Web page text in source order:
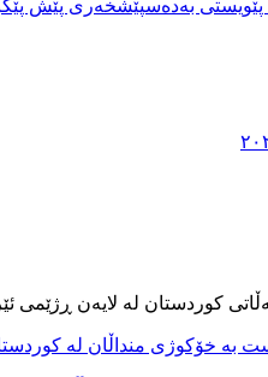
بەدەسپێشخەری پێش